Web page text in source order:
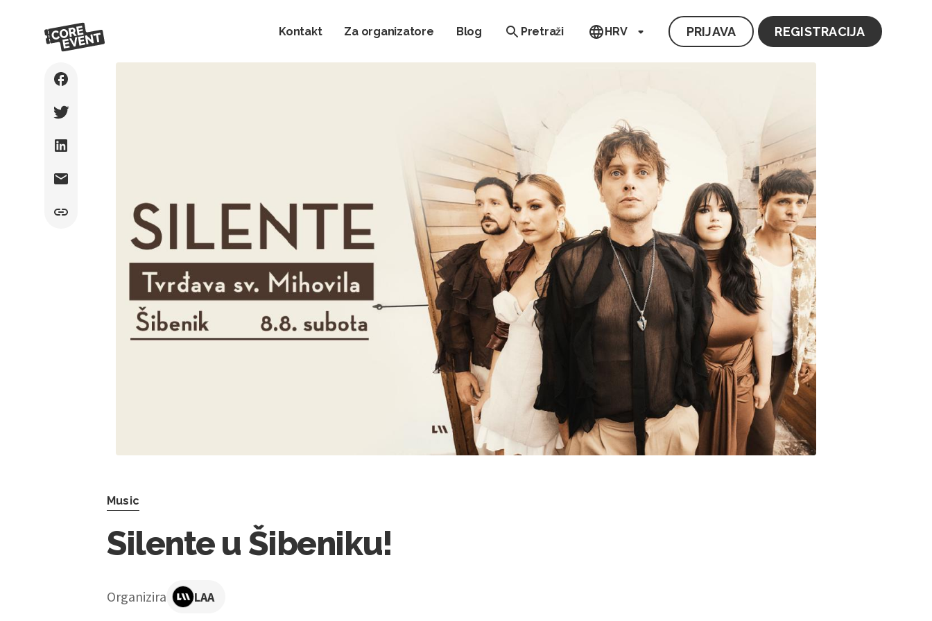
Kontakt Za organizatore Blog Pretraži HRV PRIJAVA REGISTRACIJA
Music
Silente u Šibeniku!
Organizira LAA